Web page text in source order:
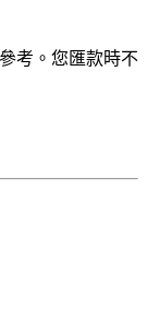
考。您匯款時不